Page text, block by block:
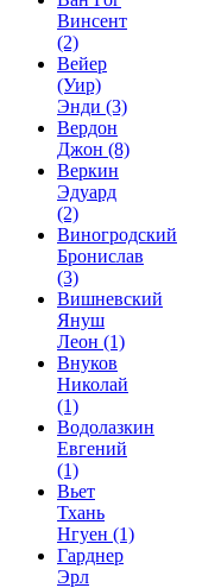
Винсент
(2)
Вейер
(Уир)
Энди (3)
Вердон
Джон (8)
Веркин
Эдуард
(2)
Виногродский
Бронислав
(3)
Вишневский
Януш
Леон (1)
Внуков
Николай
(1)
Водолазкин
Евгений
(1)
Вьет
Тхань
Нгуен (1)
Гарднер
Эрл